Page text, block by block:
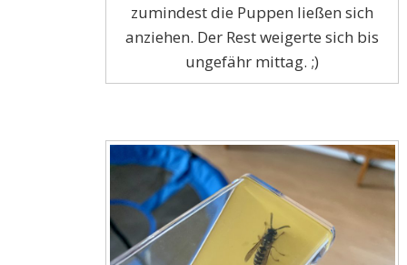
zumindest die Puppen ließen sich
anziehen. Der Rest weigerte sich bis
ungefähr mittag. ;)